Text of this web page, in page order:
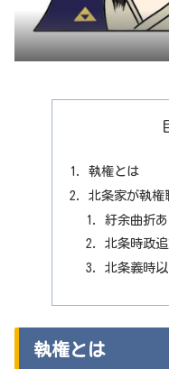
執権とは
北条家が執権
紆余曲折
北条時政
北条義時
執権とは